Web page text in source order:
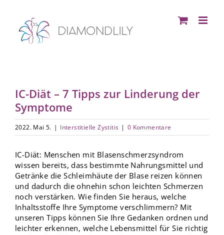
springen
IC-Diät – 7 Tipps zur Linderung der
Symptome
2022. Mai 5. | Interstitielle Zystitis | 0 Kommentare
IC-Diät: Menschen mit Blasenschmerzsyndrom
wissen bereits, dass bestimmte Nahrungsmittel und
Getränke die Schleimhäute der Blase reizen können
und dadurch die ohnehin schon leichten Schmerzen
noch verstärken. Wie finden Sie heraus, welche
Inhaltsstoffe Ihre Symptome verschlimmern? Mit
unseren Tipps können Sie Ihre Gedanken ordnen und
leichter erkennen, welche Lebensmittel für Sie richtig